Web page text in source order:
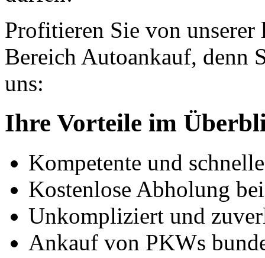
Profitieren Sie von
Bereich Autoankauf, denn
uns:
Ihre Vorteile im
Kompetente und
Kostenlose Abholung
Unkompliziert und
Ankauf von PKWs